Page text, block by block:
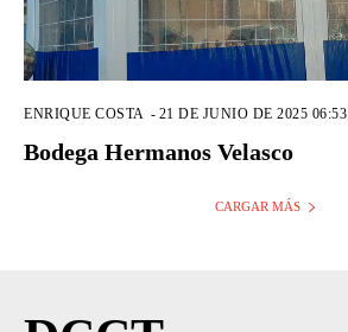
ENRIQUE COSTA - 21 DE JUNIO DE 2025 06:53
Bodega Hermanos Velasco
CARGAR MÁS